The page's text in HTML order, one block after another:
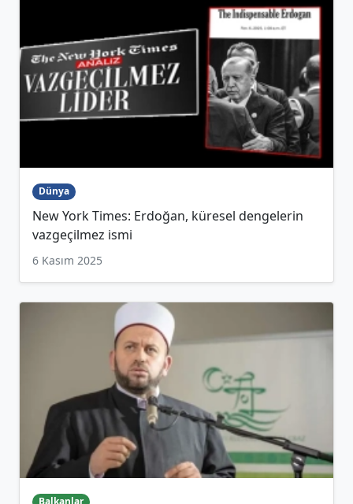
Dünya
New York Times: Erdoğan, küresel dengelerin
vazgeçilmez ismi
6 Kasım 2025